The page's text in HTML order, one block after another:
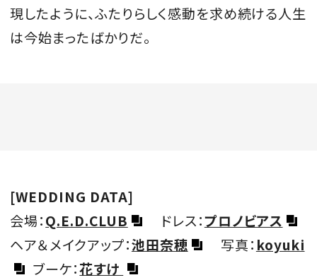
現したように、ふたりらしく感動を求め続ける人生
は今始まったばかりだ。
[WEDDING DATA]
会場：Q.E.D.CLUB ドレス：プロノビアス
ヘア＆メイクアップ：池田奈穂 写真： koyuki
ブーケ：花すけ